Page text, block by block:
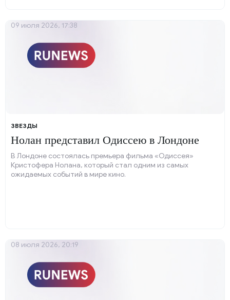
ЗВЕЗДЫ
Нолан представил Одиссею в Лондоне
В Лондоне состоялась премьера фильма «Одиссея»
Кристофера Нолана, который стал одним из самых
ожидаемых событий в мире кино.
09 июля 2026, 17:38
08 июля 2026, 20:19